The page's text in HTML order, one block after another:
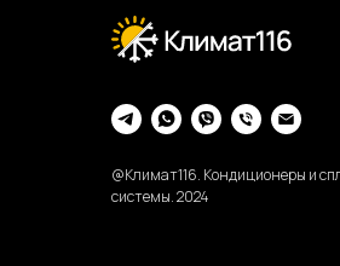
@Климат116. Кондиционеры и
системы. 2024